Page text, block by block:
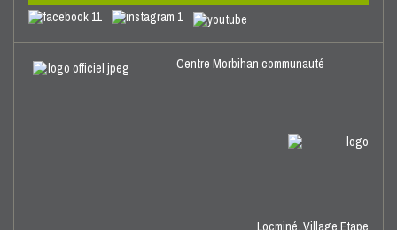
Centre Morbihan communauté
Locminé, Village Etape